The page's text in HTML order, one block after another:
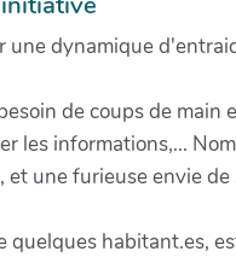
une dynamique
de coups de
les informations,...
une furieuse envie
quelques habitant.es,